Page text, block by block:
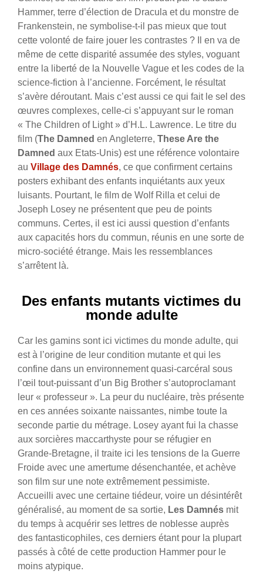
Hammer, terre d’élection de Dracula et du monstre de
Frankenstein, ne symbolise-t-il pas mieux que tout
cette volonté de faire jouer les contrastes ? Il en va de
même de cette disparité assumée des styles, voguant
entre la liberté de la Nouvelle Vague et les codes de la
science-fiction à l’ancienne. Forcément, le résultat
s’avère déroutant. Mais c’est aussi ce qui fait le sel des
œuvres complexes, celle-ci s’appuyant sur le roman
« The Children of Light » d’H.L. Lawrence. Le titre du
film (The Damned en Angleterre, These Are the
Damned aux Etats-Unis) est une référence volontaire
au Village des Damnés, ce que confirment certains
posters exhibant des enfants inquiétants aux yeux
luisants. Pourtant, le film de Wolf Rilla et celui de
Joseph Losey ne présentent que peu de points
communs. Certes, il est ici aussi question d’enfants
aux capacités hors du commun, réunis en une sorte de
micro-société étrange. Mais les ressemblances
s’arrêtent là.
Des enfants mutants victimes du
monde adulte
Car les gamins sont ici victimes du monde adulte, qui
est à l’origine de leur condition mutante et qui les
confine dans un environnement quasi-carcéral sous
l’œil tout-puissant d’un Big Brother s’autoproclamant
leur « professeur ». La peur du nucléaire, très présente
en ces années soixante naissantes, nimbe toute la
seconde partie du métrage. Losey ayant fui la chasse
aux sorcières maccarthyste pour se réfugier en
Grande-Bretagne, il traite ici les tensions de la Guerre
Froide avec une amertume désenchantée, et achève
son film sur une note extrêmement pessimiste.
Accueilli avec une certaine tiédeur, voire un désintérêt
généralisé, au moment de sa sortie, Les Damnés mit
du temps à acquérir ses lettres de noblesse auprès
des fantasticophiles, ces derniers étant pour la plupart
passés à côté de cette production Hammer pour le
moins atypique.